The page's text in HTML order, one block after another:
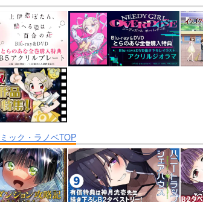
ながらおパンツ
たい本14
ーン
）
カート
FETISH ACADEMY
サンプル カート
作
ック・ラノベTOP